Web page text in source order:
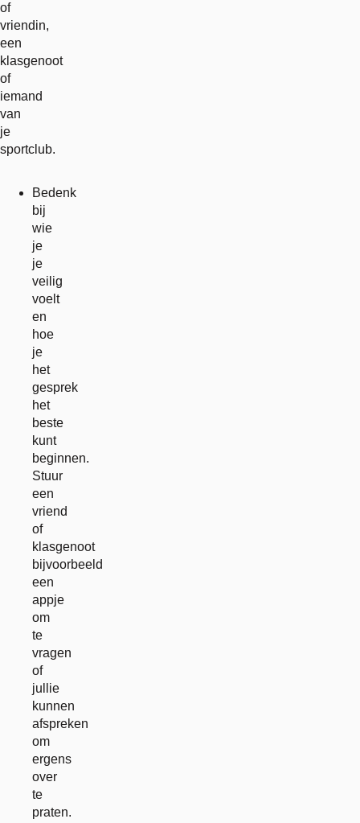
of
vriendin,
een
klasgenoot
of
iemand
van
je
sportclub.
Bedenk
bij
wie
je
je
veilig
voelt
en
hoe
je
het
gesprek
het
beste
kunt
beginnen.
Stuur
een
vriend
of
klasgenoot
bijvoorbeeld
een
appje
om
te
vragen
of
jullie
kunnen
afspreken
om
ergens
over
te
praten.